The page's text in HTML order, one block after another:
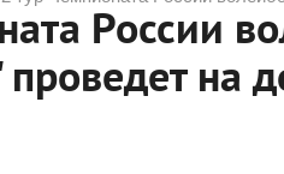
России
на